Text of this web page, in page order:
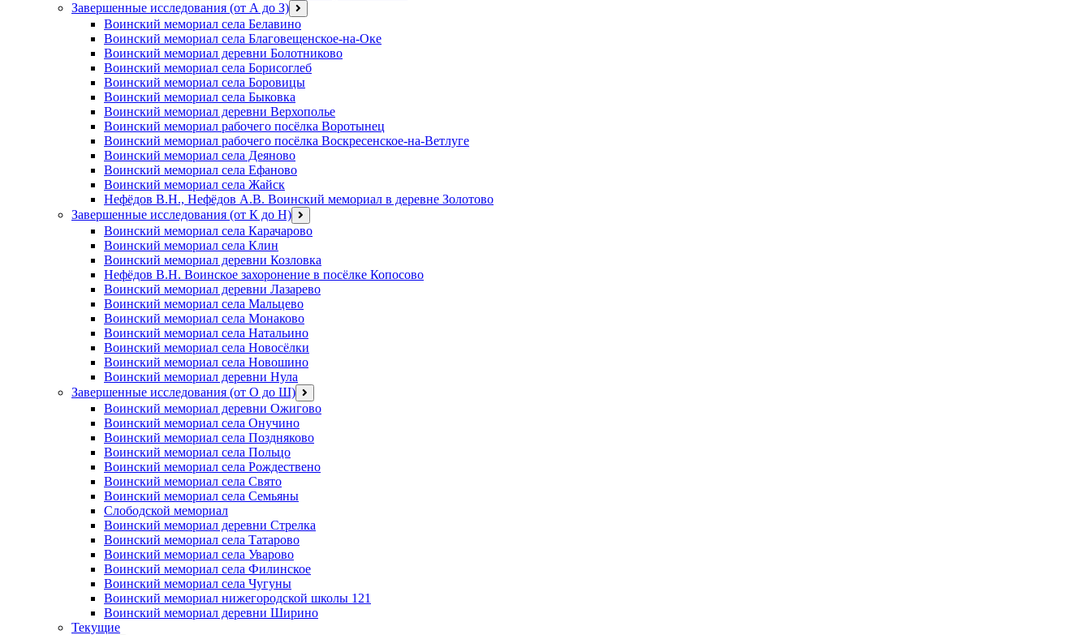
Завершенные исследования (от А до З) открыть
меню
Воинский мемориал села Белавино
Воинский мемориал села Благовещенское-на-Оке
Воинский мемориал деревни Болотниково
Воинский мемориал села Борисоглеб
Воинский мемориал села Боровицы
Воинский мемориал села Быковка
Воинский мемориал деревни Верхополье
Воинский мемориал рабочего посёлка Воротынец
Воинский мемориал рабочего посёлка Воскресенское-на-Ветлуге
Воинский мемориал села Деяново
Воинский мемориал села Ефаново
Воинский мемориал села Жайск
Нефёдов В.Н., Нефёдов А.В. Воинский мемориал в деревне Золотово
Завершенные исследования (от К до Н) открыть
меню
Воинский мемориал села Карачарово
Воинский мемориал села Клин
Воинский мемориал деревни Козловка
Нефёдов В.Н. Воинское захоронение в посёлке Копосово
Воинский мемориал деревни Лазарево
Воинский мемориал села Мальцево
Воинский мемориал села Монаково
Воинский мемориал села Натальино
Воинский мемориал села Новосёлки
Воинский мемориал села Новошино
Воинский мемориал деревни Нула
Завершенные исследования (от О до Ш) открыть
меню
Воинский мемориал деревни Ожигово
Воинский мемориал села Онучино
Воинский мемориал села Поздняково
Воинский мемориал села Польцо
Воинский мемориал села Рождествено
Воинский мемориал села Свято
Воинский мемориал села Семьяны
Слободской мемориал
Воинский мемориал деревни Стрелка
Воинский мемориал села Татарово
Воинский мемориал села Уварово
Воинский мемориал села Филинское
Воинский мемориал села Чугуны
Воинский мемориал нижегородской школы 121
Воинский мемориал деревни Ширино
Текущие